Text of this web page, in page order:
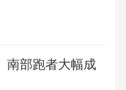
南部跑者大幅成